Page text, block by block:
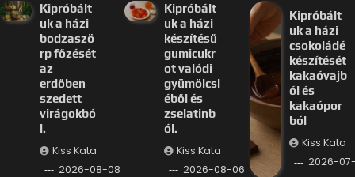
Kipróbált
uk a házi
bodzaszö
rp főzését
az
erdőben
szedett
virágokbó
l.
Kiss Kata
2026-08-08
Kipróbált
uk a házi
készítésű
gumicukr
ot valódi
gyümölcsl
éből és
zselatinb
ól.
Kiss Kata
2026-08-06
Kipróbált
uk a házi
csokoládé
készítését
kakaóvajb
ól és
kakaópor
ból
Kiss Kata
2026-